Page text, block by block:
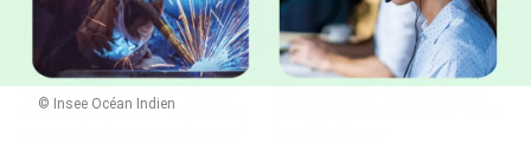
SÉRIE. Histoire des chefs-
lieux d’Outre-mer : Nouméa,
Rapport 2025 de l’Ifremer :
© Insee Océan Indien